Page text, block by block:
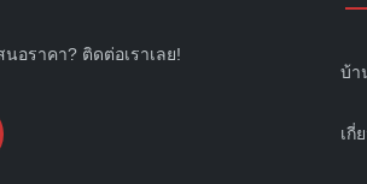
อราคา? ติดต่อเราเลย!
บ้า
เกี่